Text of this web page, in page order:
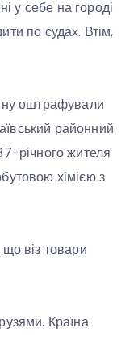
у себе на городі
по судах. Втім,
оштрафували
районний
річного жителя
хімією з
віз товари
Країна